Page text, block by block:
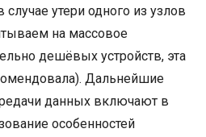
утери одного из узлов
на массовое
дешёвых устройств, эта
Дальнейшие
данных включают в
особенностей